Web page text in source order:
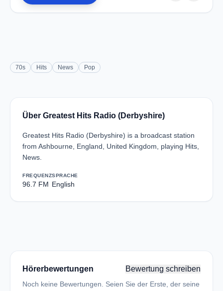
70s Hits News Pop
Über Greatest Hits Radio (Derbyshire)
Greatest Hits Radio (Derbyshire) is a broadcast station
from Ashbourne, England, United Kingdom, playing Hits,
News.
FREQUENZ
96.7 FM
SPRACHE
English
Hörerbewertungen Bewertung schreiben
Noch keine Bewertungen. Seien Sie der Erste, der seine